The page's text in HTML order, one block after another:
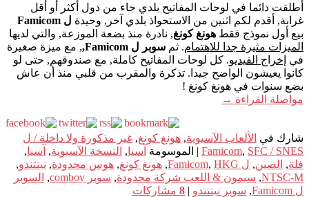
أطلقت دائما في لوحات المفاتيح بلدي جاء من دول أكثر أو أقل
غرابة, أقدم لكم اثنين من الاستحواذ بلدي آخر, وحيدة ل Famicom
بيع أول نموذج فقط هونغ كونغ, نادرة منذ بضعة الموزعة, والتي لديها
الميزات مثيرة جدا للاهتمام. ثم سوبر ل Famicom,
, مع ميزة صغيرة
في إخراج الفيديو. كل لوحات المفاتيح كاملة, مع صندوقهم, حتى لو
كانوا يعيشون الواضح جيدا. تذكرة والمقرب من قلبي منذ أن عاش
بضع سنوات في هونغ كونغ !
مواصلة القراءة →
شارك في الألعاب الآسيوية, هونغ كونغ, غير مذكورة ولا داخلة / ل
Famicom, SFC / SNES
| الموسومة آسيا, النسخة الآسيوية, آسيا,
فلة, الصين, ل Famicom , HKG
, هونغ كونغ, هوس محدودة, نينتندو,
NTSC-M
, سيمون & اللعب شركة محدودة, سوبر comboy , السوبر
ل Famicom
, سوبر نينتندو |
8 مشاركات